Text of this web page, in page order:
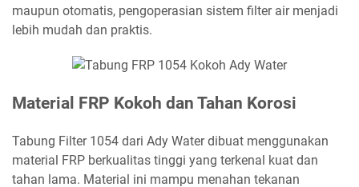
maupun otomatis, pengoperasian sistem filter air menjadi
lebih mudah dan praktis.
Material FRP Kokoh dan Tahan Korosi
Tabung Filter 1054 dari Ady Water dibuat menggunakan
material FRP berkualitas tinggi yang terkenal kuat dan
tahan lama. Material ini mampu menahan tekanan